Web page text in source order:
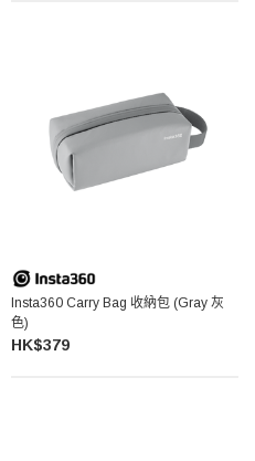
Insta360 Carry Bag 收納包 (Gray 灰
色)
HK$379